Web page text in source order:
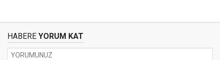
HABERE YORUM KAT